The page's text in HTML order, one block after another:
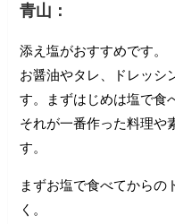
青山：
添え塩がおすすめです。
お醤油やタレ、ドレッシ
す。まずはじめは塩で食
それが一番作った料理や
す。
まずお塩で食べてからの
く。